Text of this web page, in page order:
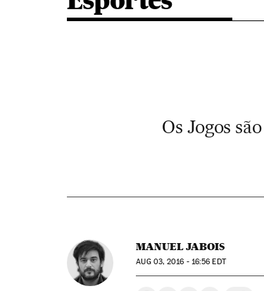
Os Jogos
MANUEL JABOIS
AUG03, 2016 - 16:56 EDT